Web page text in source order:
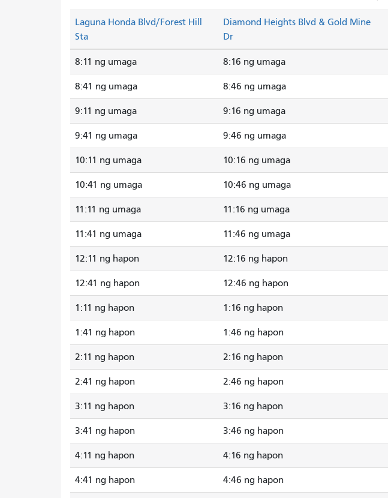
Laguna Honda Blvd/Forest Hill
Sta
Diamond Heights Blvd & Gold Mine
Dr
8:11 ng umaga 8:16 ng umaga
8:41 ng umaga 8:46 ng umaga
9:11 ng umaga 9:16 ng umaga
9:41 ng umaga 9:46 ng umaga
10:11 ng umaga 10:16 ng umaga
10:41 ng umaga 10:46 ng umaga
11:11 ng umaga 11:16 ng umaga
11:41 ng umaga 11:46 ng umaga
12:11 ng hapon 12:16 ng hapon
12:41 ng hapon 12:46 ng hapon
1:11 ng hapon 1:16 ng hapon
1:41 ng hapon 1:46 ng hapon
2:11 ng hapon 2:16 ng hapon
2:41 ng hapon 2:46 ng hapon
3:11 ng hapon 3:16 ng hapon
3:41 ng hapon 3:46 ng hapon
4:11 ng hapon 4:16 ng hapon
4:41 ng hapon 4:46 ng hapon